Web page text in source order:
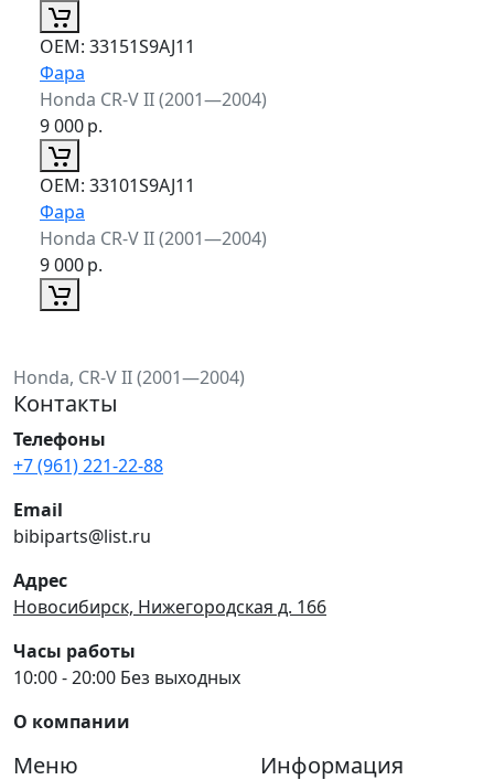
ОЕМ: 33151S9AJ11
Фара
Honda CR-V II (2001—2004)
9 000р.
ОЕМ: 33101S9AJ11
Фара
Honda CR-V II (2001—2004)
9 000р.
Honda, CR-V II (2001—2004)
Контакты
Телефоны
+7 (961) 221-22-88
Email
bibiparts@list.ru
Адрес
Новосибирск, Нижегородская д. 166
Часы работы
10:00 - 20:00 Без выходных
О компании
Меню Информация